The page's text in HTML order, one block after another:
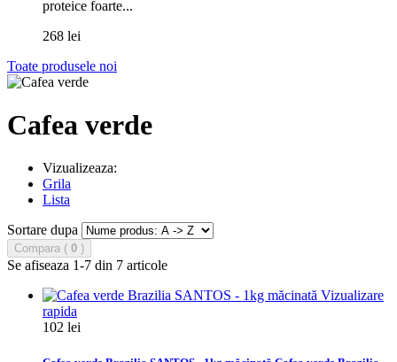
proteice foarte...
268 lei
Toate produsele noi
Cafea verde
Vizualizeaza:
Grila
Lista
Sortare dupa
Compara ( 0 )
Se afiseaza 1-7 din 7 articole
Vizualizare
rapida
102 lei